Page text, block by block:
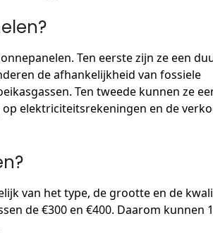
Ten eerste zijn ze een
de afhankelijkheid van fossiele
Ten tweede kunnen ze
elektriciteitsrekeningen en de
van het type, de grootte en de
de €300 en €400. Daarom kunnen